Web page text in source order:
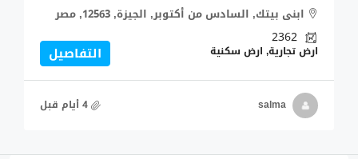
ابنى بيتك, السادس من أكتوبر, الجيزة, 12563, مصر
2362
ارض تجارية, ارض سكنية التفاصيل
salma